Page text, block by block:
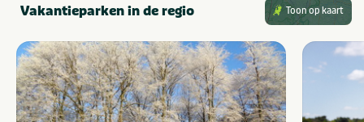
Vakantieparken in de regio Toon op kaart